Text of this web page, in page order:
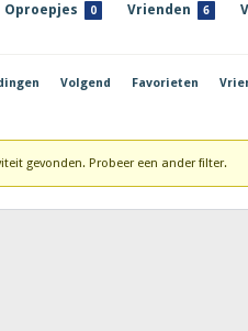
Oproepjes 0 Vrienden 6
Volgend Favorieten
gevonden. Probeer een ander filter.